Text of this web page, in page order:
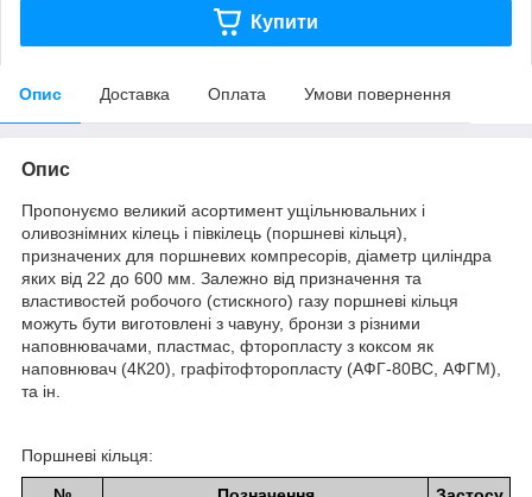
Купити
Опис Доставка Оплата Умови повернення
Опис
Пропонуємо великий асортимент ущільнювальних і
оливознімних кілець і півкілець (поршневі кільця),
призначених для поршневих компресорів, діаметр циліндра
яких від 22 до 600 мм. Залежно від призначення та
властивостей робочого (стискного) газу поршневі кільця
можуть бути виготовлені з чавуну, бронзи з різними
наповнювачами, пластмас, фторопласту з коксом як
наповнювач (4К20), графітофторопласту (АФГ-80ВС, АФГМ),
та ін.
Поршневі кільця: